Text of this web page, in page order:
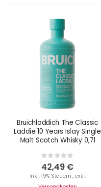
Bruichladdich The Classic
Laddie 10 Years Islay Single
Malt Scotch Whisky 0,7l
Rating:
0%
42,49 €
Inkl. 19% Steuern , exkl.